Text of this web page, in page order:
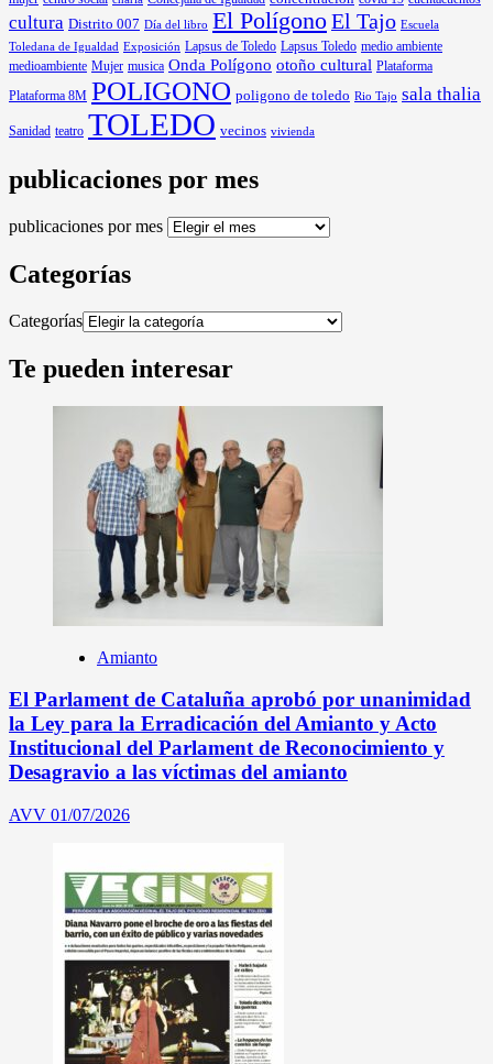
cultura Distrito 007 Día del libro El PolígonoEl Tajo Escuela
Toledana de Igualdad Exposición Lapsus de Toledo Lapsus Toledo medio ambiente
medioambiente Mujer musica Onda Polígono otoño cultural Plataforma
Plataforma 8M POLIGONO poligono de toledo Rio Tajo sala thalia
Sanidad teatro TOLEDO vecinos vivienda
publicaciones por mes
publicaciones por mes
Categorías
Categorías
Te pueden interesar
Amianto
El Parlament de Cataluña aprobó por unanimidad
la Ley para la Erradicación del Amianto y Acto
Institucional del Parlament de Reconocimiento y
Desagravio a las víctimas del amianto
AVV 01/07/2026